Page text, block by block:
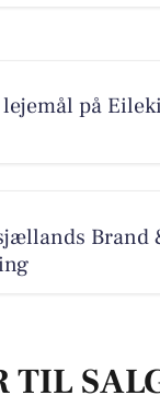
på
Brand
TIL